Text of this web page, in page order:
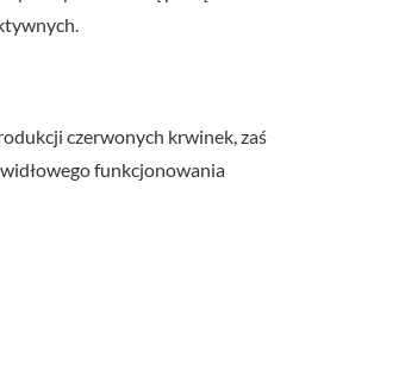
czerwonych krwinek, zaś
funkcjonowania